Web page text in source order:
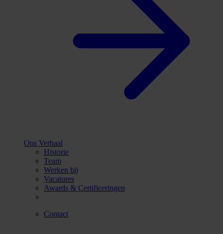
Ons Verhaal
Historie
Team
Werken bij
Vacatures
Awards & Certificeringen
Contact